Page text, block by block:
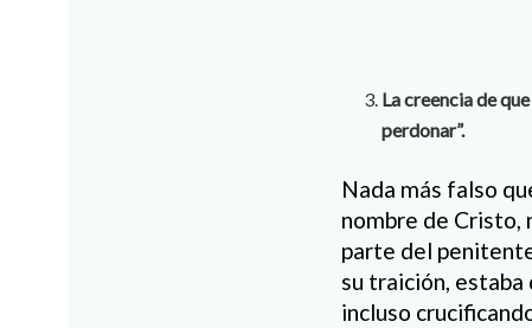
La creencia de
perdonar”.
Nada más falso
nombre de Cristo,
parte del
su traición, estaba
incluso